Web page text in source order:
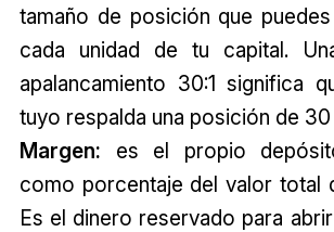
tamaño de posición que
cada unidad de tu capital.
apalancamiento 30:1 significa
tuyo respalda una posición de
Margen: es el propio
como porcentaje del valor total
Es el dinero reservado para